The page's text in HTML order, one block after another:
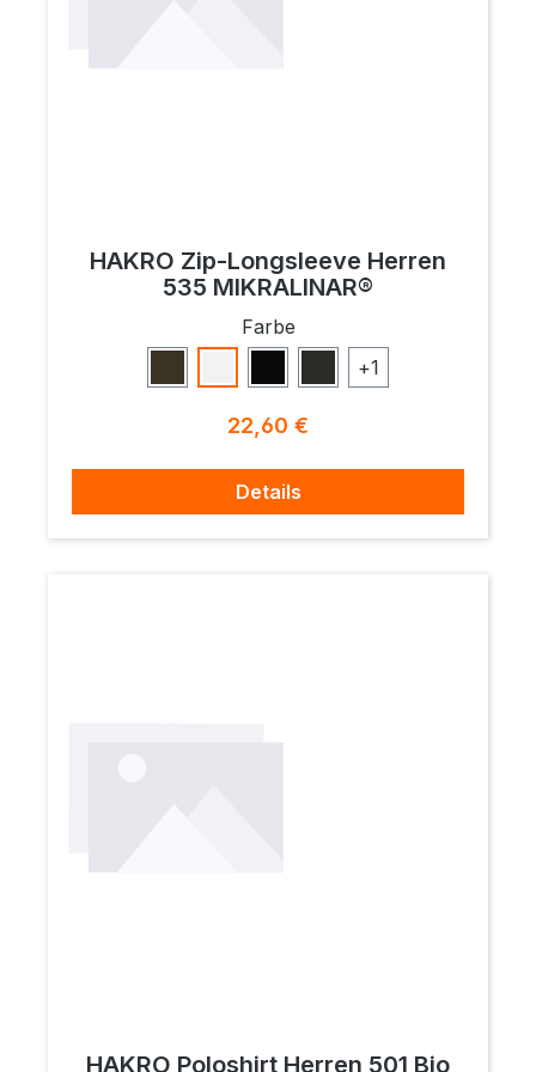
HAKRO Zip-Longsleeve Herren
535 MIKRALINAR®
Farbeauswählen
Olive Weiß SchwarzKarbongrau
+1
Regulärer Preis:
22,60 €
Details
HAKRO Poloshirt Herren 501 Bio